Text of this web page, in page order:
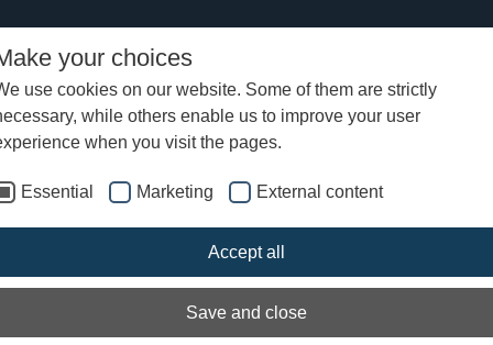
your choices
use cookies on our website. Some of them are strictly
while others enable us to improve your user
when you visit the pages.
Essential Marketing External content
Accept all
Save and close
af Skuldelev 5 når vigtig